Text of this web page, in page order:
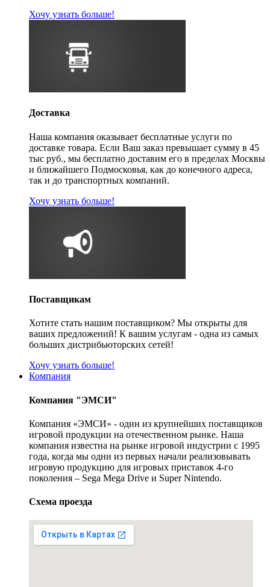
Хочу узнать больше!
Доставка
Наша компания оказывает бесплатные услуги по
доставке товара. Если Ваш заказ превышает сумму в 45
тыс руб., мы бесплатно доставим его в пределах Москвы
и ближайшего Подмосковья, как до конечного адреса,
так и до транспортных компаний.
Хочу узнать больше!
Поставщикам
Хотите стать нашим поставщиком? Мы открыты для
ваших предложений! К вашим услугам - одна из самых
больших дистрибьюторских сетей!
Хочу узнать больше!
Компания
Компания "ЭМСИ"
Компания «ЭМСИ» - один из крупнейших поставщиков
игровой продукции на отечественном рынке. Наша
компания известна на рынке игровой индустрии с 1995
года, когда мы одни из первых начали реализовывать
игровую продукцию для игровых приставок 4-го
поколения – Sega Mega Drive и Super Nintendo.
Схема проезда